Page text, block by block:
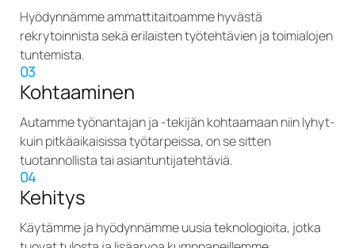
Hyödynnämme ammattitaitoamme hyvästä
rekrytoinnista sekä erilaisten työtehtävien ja toimialojen
tuntemista.
03
Kohtaaminen
Autamme työnantajan ja -tekijän kohtaamaan niin lyhyt-
kuin pitkäaikaisissa työtarpeissa, on se sitten
tuotannollista tai asiantuntijatehtäviä.
04
Kehitys
Käytämme ja hyödynnämme uusia teknologioita, jotka